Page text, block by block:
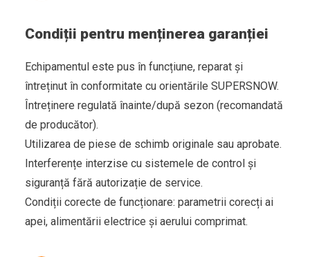
Condiții pentru menținerea garanției
Echipamentul este pus în funcțiune, reparat și
întreținut în conformitate cu orientările SUPERSNOW.
Întreținere regulată înainte/după sezon (recomandată
de producător).
Utilizarea de piese de schimb originale sau aprobate.
Interferențe interzise cu sistemele de control și
siguranță fără autorizație de service.
Condiții corecte de funcționare: parametrii corecți ai
apei, alimentării electrice și aerului comprimat.